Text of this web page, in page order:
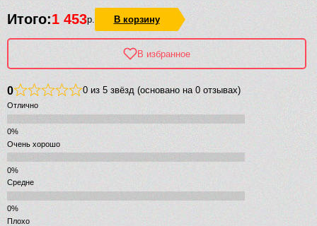
Итого:1 453р. В корзину
В избранное
0 0 из 5 звёзд (основано на 0 отзывах)
Отлично
Очень хорошо
Средне
Плохо